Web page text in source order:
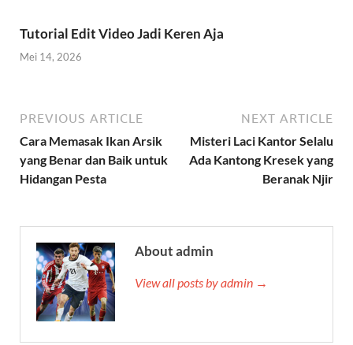
Tutorial Edit Video Jadi Keren Aja
Mei 14, 2026
PREVIOUS ARTICLE
Cara Memasak Ikan Arsik
yang Benar dan Baik untuk
Hidangan Pesta
NEXT ARTICLE
Misteri Laci Kantor Selalu
Ada Kantong Kresek yang
Beranak Njir
About admin
View all posts by admin →